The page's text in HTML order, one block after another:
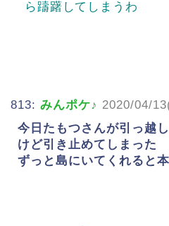
ら躊躇してしまうわ
813: みんポケ♪ 2020/04/
今日たもつさんが引っ越
けど引き止めてしまった
ずっと島にいてくれると